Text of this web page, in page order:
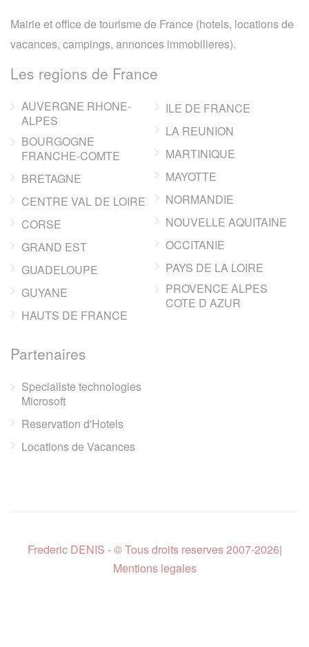
Mairie et office de tourisme de France (hotels, locations de
vacances, campings, annonces immobilieres).
Les regions de France
AUVERGNE RHONE-
ALPES
BOURGOGNE
FRANCHE-COMTE
BRETAGNE
CENTRE VAL DE LOIRE
CORSE
GRAND EST
GUADELOUPE
GUYANE
HAUTS DE FRANCE
ILE DE FRANCE
LA REUNION
MARTINIQUE
MAYOTTE
NORMANDIE
NOUVELLE AQUITAINE
OCCITANIE
PAYS DE LA LOIRE
PROVENCE ALPES
COTE D AZUR
Partenaires
Specialiste technologies
Microsoft
Reservation d'Hotels
Locations de Vacances
Frederic DENIS - © Tous droits reserves 2007-2026|
Mentions legales